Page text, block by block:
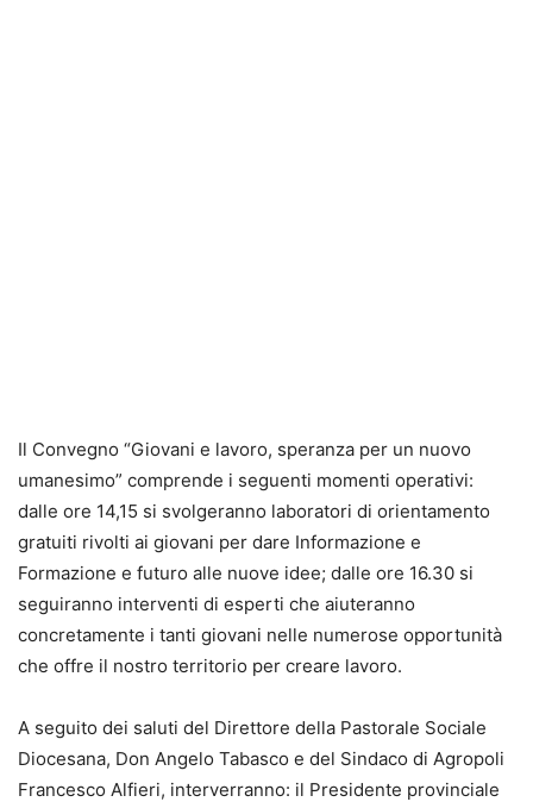
Il Convegno “Giovani e lavoro, speranza per un nuovo
umanesimo” comprende i seguenti momenti operativi:
dalle ore 14,15 si svolgeranno laboratori di orientamento
gratuiti rivolti ai giovani per dare Informazione e
Formazione e futuro alle nuove idee; dalle ore 16.30 si
seguiranno interventi di esperti che aiuteranno
concretamente i tanti giovani nelle numerose opportunità
che offre il nostro territorio per creare lavoro.
A seguito dei saluti del Direttore della Pastorale Sociale
Diocesana, Don Angelo Tabasco e del Sindaco di Agropoli
Francesco Alfieri, interverranno: il Presidente provinciale